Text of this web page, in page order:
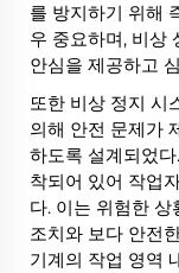
성
소
개
를 방지하기 위해
우 중요하며, 비상
안심을 제공하고
또한 비상 정지 시
의해 안전 문제가
하도록 설계되었
착되어 있어 작업
다. 이는 위험한
조치와 보다 안전
기계의 작업 영역